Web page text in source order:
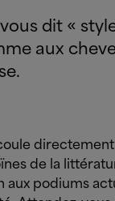
dit «
aux
de la
aux podiums